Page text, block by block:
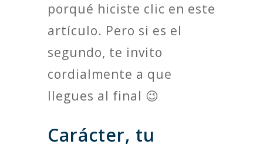
porqué hiciste clic en este
artículo. Pero si es el
segundo, te invito
cordialmente a que
llegues al final 😉
Carácter, tu